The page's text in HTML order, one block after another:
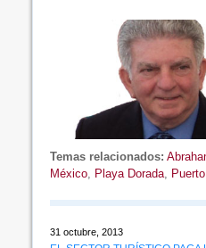
Temas relacionados:
México, Playa Dorada,
31 octubre, 2013